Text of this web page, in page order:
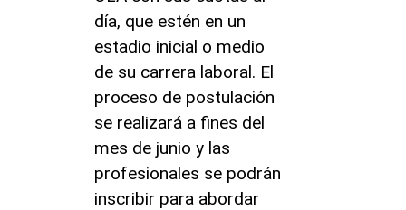
día, que estén en un
estadio inicial o medio
de su carrera laboral. El
proceso de postulación
se realizará a fines del
mes de junio y las
profesionales se podrán
inscribir para abordar